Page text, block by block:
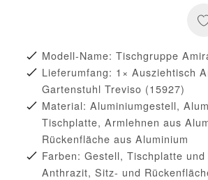
Modell-Name: Tischgruppe
Lieferumfang: 1× Ausziehtisch
Gartenstuhl Treviso (15927)
Material: Aluminiumgestell,
Tischplatte, Armlehnen aus
Rückenfläche aus Aluminium
Farben: Gestell, Tischplatte
Anthrazit, Sitz- und